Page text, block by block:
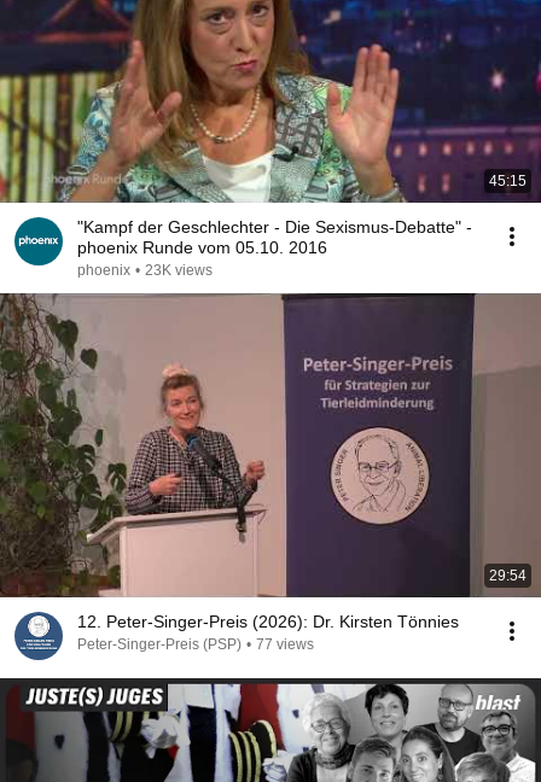
45:15
"Kampf der Geschlechter - Die Sexismus-Debatte" -
phoenix Runde vom 05.10. 2016
phoenix • 23K views
29:54
12. Peter-Singer-Preis (2026): Dr. Kirsten Tönnies
Peter-Singer-Preis (PSP) • 77 views